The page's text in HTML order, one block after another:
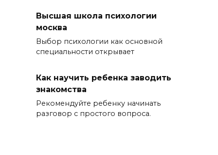
Высшая школа психологии
москва
Выбор психологии как основной
специальности открывает
Как научить ребенка заводить
знакомства
Рекомендуйте ребенку начинать
разговор с простого вопроса.